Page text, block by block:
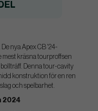
nya Apex CB '24-
kräsna tourproffsen
Denna tour-cavity
konstruktion för en ren
och spelbarhet.
2024